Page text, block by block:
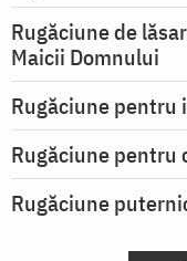
Rugăciune de
Maicii Domnului
Rugăciune pentru
Rugăciune
Rugăciune